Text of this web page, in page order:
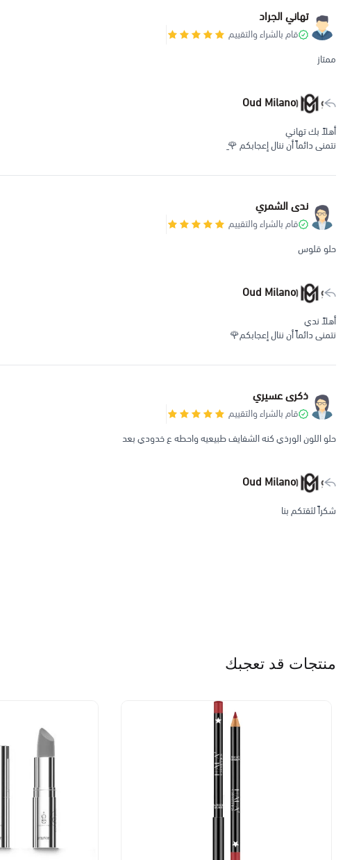
تهاني الجراد
قام بالشراء والتقييم
ممتاز
Oud Milano
أهلاً بك تهاني
نتمنى دائماً أن ننال إعجابكم 🌹ِ
ندى الشمري
قام بالشراء والتقييم
حلو قلوس
Oud Milano
أهلاً ندي
نتمنى دائماً أن ننال إعجابكم🌹
ذكرى عسيري
قام بالشراء والتقييم
حلو اللون الورذي كنه الشفايف طبيعيه واحطه ع خدودي بعد
Oud Milano
شكراً لثقتكم بنا
منتجات قد تعجبك